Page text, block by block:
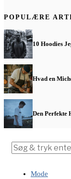
POPULÆRE
10 Hoodies
Hvad en
Den
Mode